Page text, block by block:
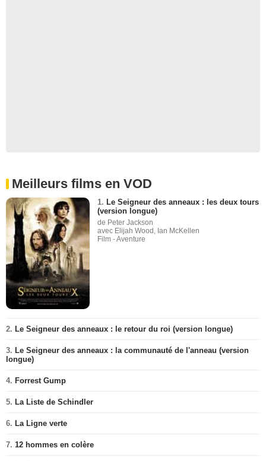
Meilleurs films en VOD
1. Le Seigneur des anneaux : les deux tours
(version longue)
de Peter Jackson
avec Elijah Wood, Ian McKellen
Film - Aventure
2. Le Seigneur des anneaux : le retour du roi (version longue)
3. Le Seigneur des anneaux : la communauté de l'anneau (version
longue)
4. Forrest Gump
5. La Liste de Schindler
6. La Ligne verte
7. 12 hommes en colère